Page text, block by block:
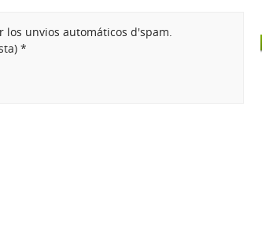
unvios automáticos d'spam.
*